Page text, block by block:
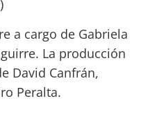
a cargo de Gabriela
La producción
David Canfrán,
Peralta.